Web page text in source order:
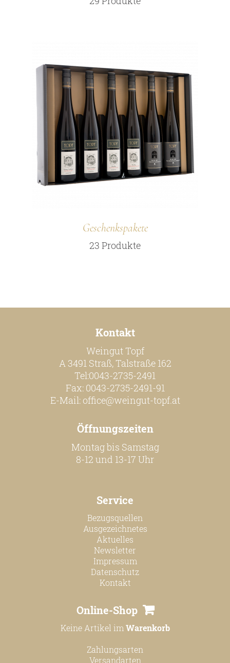
Geschenkspakete
23 Produkte
Kontakt
Weingut Topf
A 3491 Straß, Talstraße 162
Tel:0043-2735-2491
Fax: 0043-2735-2491-91
E-Mail: office@weingut-topf.at
Öffnungszeiten
Montag bis Samstag
8-12 und 13-17 Uhr
Service
Bezugsquellen
Ausgezeichnetes
Aktuelles
Newsletter
Impressum
Datenschutz
Kontakt
Online-Shop
Keine Artikel imWarenkorb
Zahlungsarten
Versandarten